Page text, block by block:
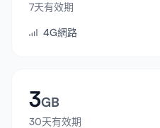
成為合作夥伴
幫助中心
裝置相容性
7天有效期
4G網路
3GB
30天有效期